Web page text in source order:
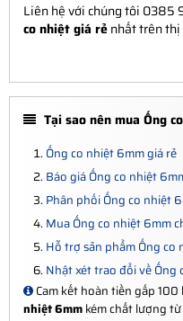
Liên hệ với chúng tôi 0385
co nhiệt giá rẻnhất trên
Tại sao nên mua Ống
Ống co nhiệt 6mm giá rẻ
Báo giá Ống co nhiệt
Phân phối Ống co nhiệt
Mua Ống co nhiệt 6mm
Hỗ trợ sản phẩm Ống
Nhật xét trao đổi về
Cam kết hoàn tiền gấp
nhiệt 6mmkém chất lượng